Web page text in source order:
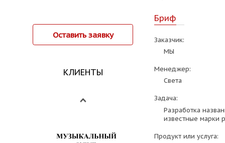
Оставить заявку
КЛИЕНТЫ
Бриф
Заказчик:
МЫ
Менеджер:
Света
Задача:
Разработка
известные марки
Продукт или услуга: